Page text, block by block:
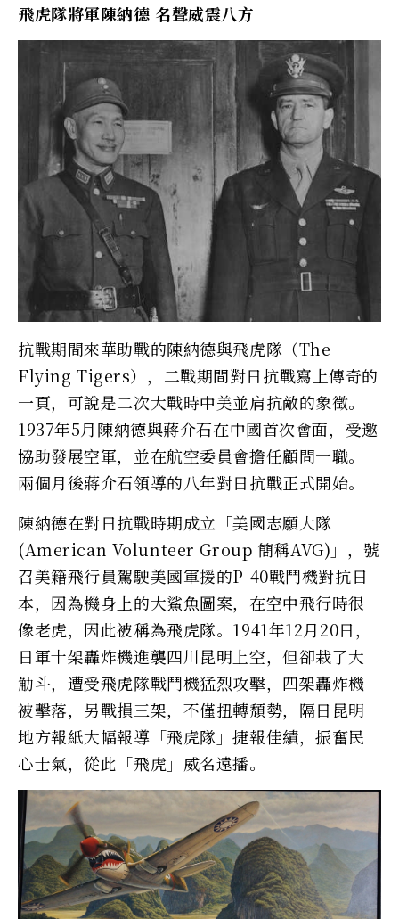
飛虎隊將軍陳納德 名聲威震八方
抗戰期間來華助戰的陳納德與飛虎隊（The
Flying Tigers），二戰期間對日抗戰寫上傳奇的
一頁，可說是二次大戰時中美並肩抗敵的象徵。
1937年5月陳納德與蔣介石在中國首次會面，受邀
協助發展空軍，並在航空委員會擔任顧問一職。
兩個月後蔣介石領導的八年對日抗戰正式開始。
陳納德在對日抗戰時期成立「美國志願大隊
(American Volunteer Group 簡稱AVG)」，號
召美籍飛行員駕駛美國軍援的P-40戰鬥機對抗日
本，因為機身上的大鯊魚圖案，在空中飛行時很
像老虎，因此被稱為飛虎隊。1941年12月20日，
日軍十架轟炸機進襲四川昆明上空，但卻栽了大
觔斗，遭受飛虎隊戰鬥機猛烈攻擊，四架轟炸機
被擊落，另戰損三架，不僅扭轉頹勢，隔日昆明
地方報紙大幅報導「飛虎隊」捷報佳績，振奮民
心士氣，從此「飛虎」威名遠播。